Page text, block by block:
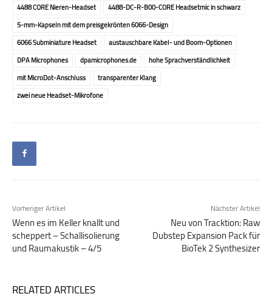
4488 CORE Nieren-Headset
4488-DC-R-B00-CORE Headsetmic in schwarz
5-mm-Kapseln mit dem preisgekrönten 6066-Design
6066 Subminiature Headset
austauschbare Kabel- und Boom-Optionen
DPA Microphones
dpamicrophones.de
hohe Sprachverständlichkeit
mit MicroDot-Anschluss
transparenter Klang
zwei neue Headset-Mikrofone
Vorheriger Artikel
Wenn es im Keller knallt und
scheppert – Schallisolierung
und Raumakustik – 4/5
Nächster Artikel
Neu von Tracktion: Raw
Dubstep Expansion Pack für
BioTek 2 Synthesizer
RELATED ARTICLES